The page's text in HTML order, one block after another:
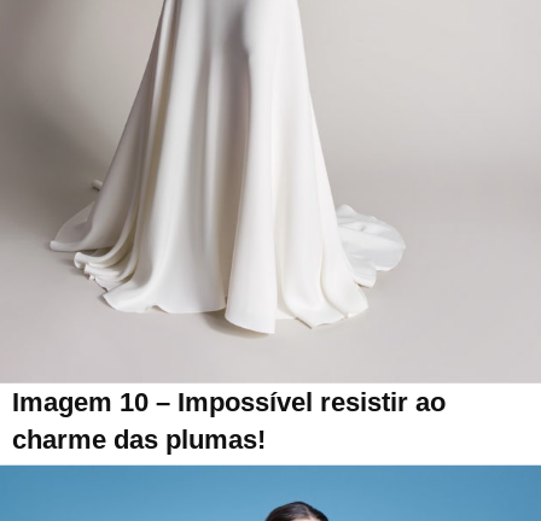
Imagem 10 – Impossível resistir ao
charme das plumas!